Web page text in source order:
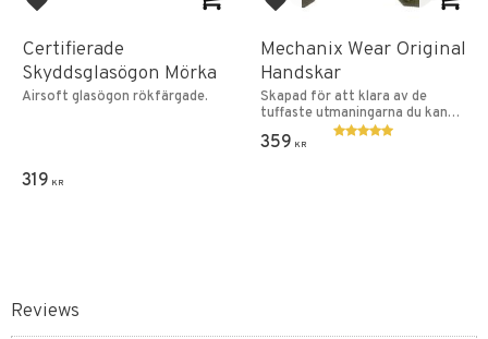
Reviews
Add to favorites
Certifierade
Skyddsglasögon Mörka
Airsoft glasögon rökfärgade.
319 KR
Add to favorites
Mechanix Wear Original
Handskar
Skapad för att klara av de
tuffaste utmaningarna du kan
ställa de inför.
359 KR